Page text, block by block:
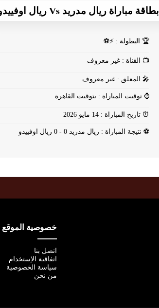
بطاقة مباراة ريال مدريد Vs ريال اوفييدو
🏆 البطولة : ⚡⚽
📺 القناة : غير معروف
🎤 المعلق : غير معروف
⌚ توقيت المباراة : بتوقيت القاهرة
⏰ تاريخ المباراة : 14 مايو 2026
⚽ نتيجة المباراة : ريال مدريد 0 - 0 ريال اوفييدو
خصوصية الموقع
اتصل بنا
اتفاقية الإستخدام
سياسة الخصوصية
من نحن